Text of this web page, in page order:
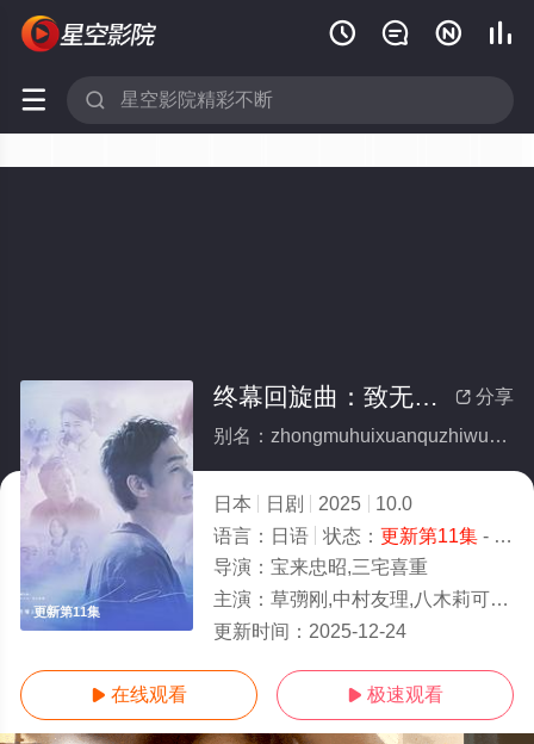
   
 
更新第11集
 分享
终幕回旋曲：致无法再见的你
别名：zhongmuhuixuanquzhiwufazaijiandeni
日本 日剧 2025
10.0
语言： 日语 状态： 更新第11集- 免费在线观看
导演： 宝来忠昭,三宅喜重
主演： 草彅刚,中村友理,八木莉可子,盐野瑛久,长井短,小澤竜心,石山順征,永濑矢纮,要润,国仲凉子,古川雄大,月城叶音,大岛蓉子
更新时间： 2025-12-24
 在线观看  极速观看